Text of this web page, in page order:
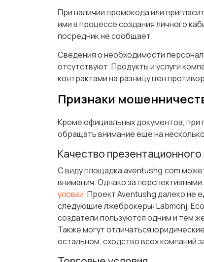
При наличии промокода или
ими в процессе создания личного
посредник не сообщает.
Сведения о необходимости
отсутствуют. Продукты и услуги
контрактами на разницу цен
Признаки
Кроме официальных документов,
обращать внимание еще на
Качество презентационного
С виду площадка aventushg.com
внимания. Однако за
уловки. Проект Aventushg далеко не
следующие лжеброкеры: Labmonj,
создатели пользуются одним и тем
Также могут отличаться
остальном, сходство всех компаний